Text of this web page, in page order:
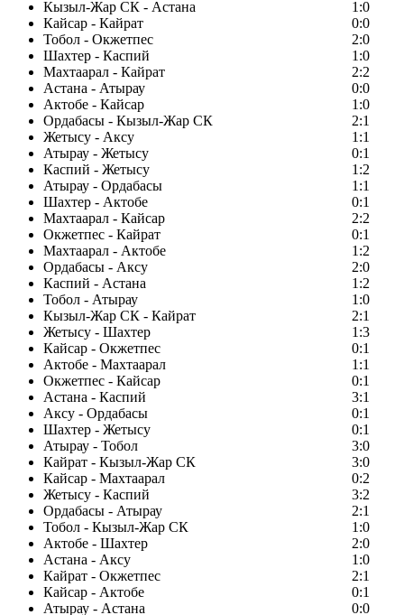
Кызыл-Жар СК - Астана
1:0
Кайсар - Кайрат
0:0
Тобол - Окжетпес
2:0
Шахтер - Каспий
1:0
Махтаарал - Кайрат
2:2
Астана - Атырау
0:0
Актобе - Кайсар
1:0
Ордабасы - Кызыл-Жар СК
2:1
Жетысу - Аксу
1:1
Атырау - Жетысу
0:1
Каспий - Жетысу
1:2
Атырау - Ордабасы
1:1
Шахтер - Актобе
0:1
Махтаарал - Кайсар
2:2
Окжетпес - Кайрат
0:1
Махтаарал - Актобе
1:2
Ордабасы - Аксу
2:0
Каспий - Астана
1:2
Тобол - Атырау
1:0
Кызыл-Жар СК - Кайрат
2:1
Жетысу - Шахтер
1:3
Кайсар - Окжетпес
0:1
Актобе - Махтаарал
1:1
Окжетпес - Кайсар
0:1
Астана - Каспий
3:1
Аксу - Ордабасы
0:1
Шахтер - Жетысу
0:1
Атырау - Тобол
3:0
Кайрат - Кызыл-Жар СК
3:0
Кайсар - Махтаарал
0:2
Жетысу - Каспий
3:2
Ордабасы - Атырау
2:1
Тобол - Кызыл-Жар СК
1:0
Актобе - Шахтер
2:0
Астана - Аксу
1:0
Кайрат - Окжетпес
2:1
Кайсар - Актобе
0:1
Атырау - Астана
0:0